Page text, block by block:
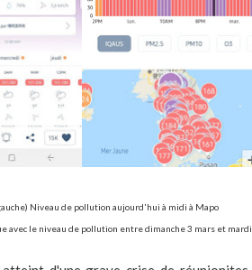
Niveau de pollution aujourd'hui à midi à Mapo
avec le niveau de pollution entre dimanche 3 mars et